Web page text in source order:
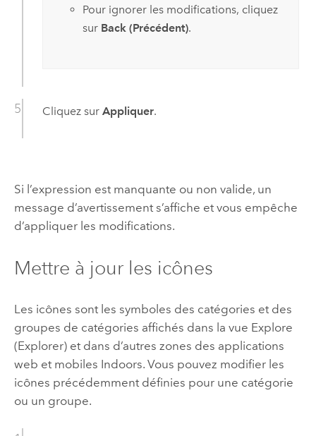
Pour ignorer les modifications, cliquez
sur Back (Précédent).
Cliquez sur Appliquer.
Si l’expression est manquante ou non valide, un
message d’avertissement s’affiche et vous empêche
d’appliquer les modifications.
Mettre à jour les icônes
Les icônes sont les symboles des catégories et des
groupes de catégories affichés dans la vue Explore
(Explorer) et dans d’autres zones des applications
web et mobiles Indoors. Vous pouvez modifier les
icônes précédemment définies pour une catégorie
ou un groupe.